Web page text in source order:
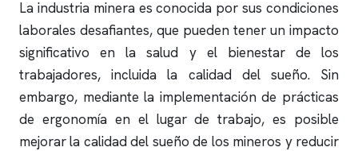
La industria minera es conocida por sus condiciones
laborales desafiantes, que pueden tener un impacto
significativo en la salud y el bienestar de los
trabajadores, incluida la calidad del sueño. Sin
embargo, mediante la implementación de prácticas
de ergonomía en el lugar de trabajo, es posible
mejorar la calidad del sueño de los mineros y reducir